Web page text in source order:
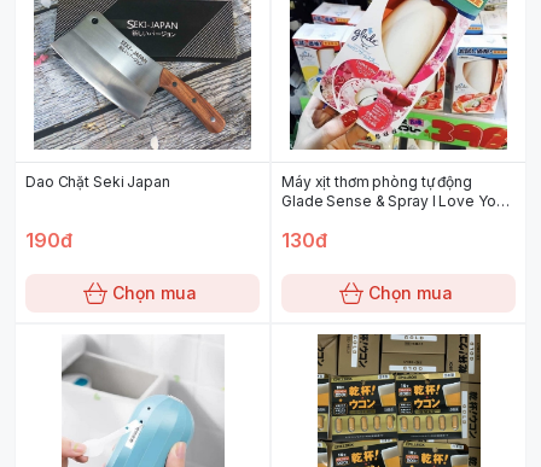
Dao Chặt Seki Japan
190đ
Chọn mua
Máy xịt thơm phòng tự động
Glade Sense & Spray I Love You-
130đ
Chọn mua